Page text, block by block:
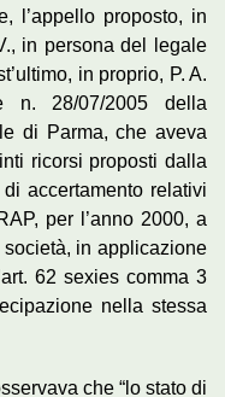
l’appello proposto, in
in persona del legale
in proprio, P. A.
28/07/2005 della
di Parma, che aveva
ricorsi proposti dalla
accertamento relativi
per l’anno 2000, a
in applicazione
62 sexies comma 3
nella stessa
che “lo stato di